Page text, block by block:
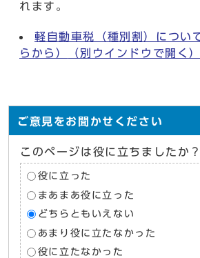
れます。
軽自動車税（種別割）につ
らから）
（別ウインドウで開く）
ご意見をお聞かせください
このページは役に立ちましたか？
役に立った
まあまあ役に立った
どちらともいえない
あまり役に立たなかった
役に立たなかった